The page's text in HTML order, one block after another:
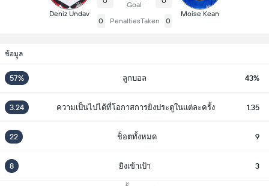
Deniz Undav
Goal
0 PenaltiesTaken 0
Moise Kean
ข้อมูล
57% ลูกบอล 43%
3.24 ความเป็นไปได้ที่โอกาสการยิงประตูในแต่ละครั้ง 1.35
22 ช็อตทั้งหมด 9
8 ยิงเข้าเป้า 3